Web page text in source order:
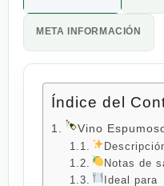
META INFORMACIÓN
Índice del
Vino
Notas de
Ideal para